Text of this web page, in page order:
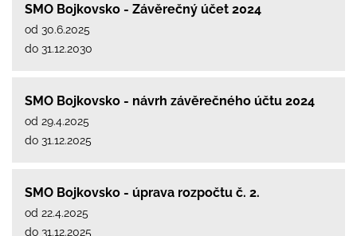
SMO Bojkovsko - Závěrečný účet 2024
od 30.6.2025
do 31.12.2030
SMO Bojkovsko - návrh závěrečného účtu 2024
od 29.4.2025
do 31.12.2025
SMO Bojkovsko - úprava rozpočtu č. 2.
od 22.4.2025
do 31.12.2025